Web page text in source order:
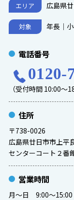
エリア 広島県
対象 年長｜
電話番号
0120-
（受付時間 10:00
住所
〒738-0026
広島県廿日市市上平
センターコート２番
営業時間
月～日 9:00～